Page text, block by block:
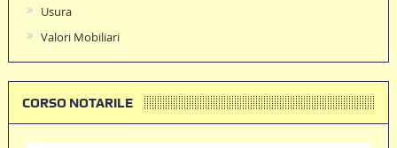
Usura
Valori Mobiliari
CORSO NOTARILE